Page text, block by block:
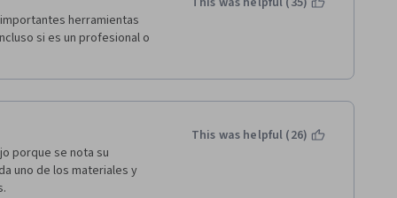
ocaciòn. No quiero
GRACIAS
herramientas
si es un profesional o
porque se nota su
uno de los materiales y
This was helpful (26)